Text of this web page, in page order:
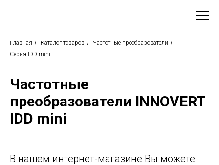
Главная / Каталог товаров / Частотные преобразователи /
Серия IDD mini
Частотные
преобразователи INNOVERT
IDD mini
В нашем интернет-магазине Вы можете